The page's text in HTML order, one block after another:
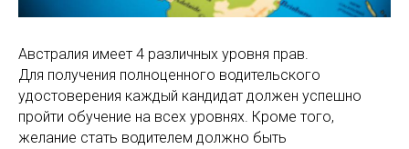
Австралия имеет 4 различных уровня прав.
Для получения полноценного водительского
удостоверения каждый кандидат должен успешно
пройти обучение на всех уровнях. Кроме того,
желание стать водителем должно быть